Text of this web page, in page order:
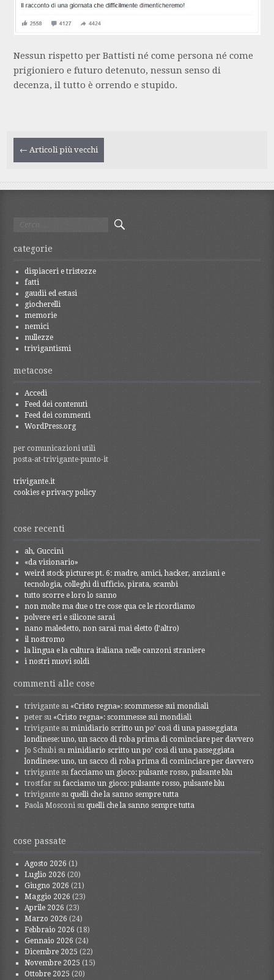
Nessun rispetto per Battisti né come persona né come
prigioniero e futuro detenuto, nessun senso di
decenza, il tutto è orrendo e stupido.
Navigazione
articolo
← Articoli più vecchi
per:
categorie
dispiaceri e tristezze
fatti
gaudii ed estasi
giocherelli
memorie
nemici
nullezze
trivigantismi
metacose
Accedi
Feed dei contenuti
Feed dei commenti
WordPress.org
per comunicazioni utili
posta-at-trivigante-punto-it
trivigante.it
cookies e privacy policy
cose recenti
ah, Guccini
«da visionario»
weird stock pictures pt. 6: madre, amici, hacker, anziani e
tecnologia, colleghi di ufficio, pirata, scambi
tutto scorre e loro lo sanno
non molte ma due o tre cose qua ce le ricordiamo
polvere eri e silicone sarai
nano maledetto, non sarai mai eletto (l’altro)
il nostromo
la lingua e la cultura italiana nelle canzoni straniere
i nostri nuovi soldi
commenti alle cose
trivigante su «Cristo regna»: scommesse sui mondiali
peter su «Cristo regna»: scommesse sui mondiali
trivigante su minidiario scritto un po’ così di una passeggiata
londinese: uno, un sacco di roba prima di cominciare per davvero
Jo Schubi su minidiario scritto un po’ così di una passeggiata
londinese: uno, un sacco di roba prima di cominciare per davvero
trivigante sufacciamo un gioco: pulsante rosso, pulsante blu
trostfar sufacciamo un gioco: pulsante rosso, pulsante blu
trivigante suquelli che la sanno sempre tutta
Paola Mosconi suquelli che la sanno sempre tutta
cose passate
Agosto 2026 (1)
Luglio 2026 (20)
Giugno 2026 (21)
Maggio 2026 (23)
Aprile 2026 (23)
Marzo 2026 (24)
Febbraio 2026 (18)
Gennaio 2026 (24)
Dicembre 2025 (22)
Novembre 2025 (15)
Ottobre 2025 (20)